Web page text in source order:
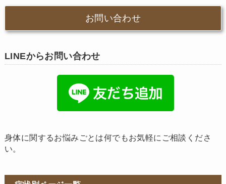
お問い合わせ
LINEからお問い合わせ
身体に関するお悩みごとは何でもお気軽にご相談くださ
い。